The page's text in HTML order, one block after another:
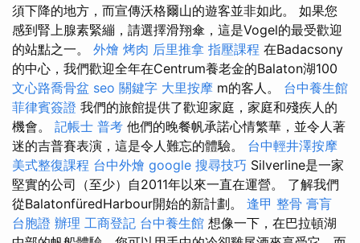
須下降的地方，而宣傳沃格爾山的遊客並非如此。 如果您
感到腎上腺素緊繃，請選擇滑翔傘，這是Vogel的最受歡迎
的站點之一。 外燴 烤肉 后里推拿 指壓課程 在Badacsony
的中心，我們歡迎全年在Centrum養老金的Balaton湖100
文心路喬骨盆 seo 關鍵字 大里按摩 m的客人。 台中養生館
菲律賓簽證 我們的旅館提供了歡迎家庭，家庭和殘疾人的
機會。 記帳士 普考 他們的晚餐帆承諾心情繁華，並令人著
迷的吉普賽表演，這是令人難忘的體驗。 台中輕井澤按摩
美式整復課程 台中外燴 google 搜尋技巧 Silverline是一家
堅實的公司（至少）自2011年以來一直在運營。 了解我們
從BalatonfüredHarbour開始的新計劃。 逢甲 整骨 膏肓
台胞證 辦理 工商登記 台中養生館 想像一下，在巴拉頓湖